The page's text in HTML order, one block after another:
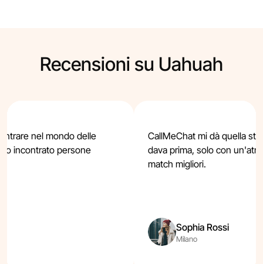
Recensioni su Uahuah
nel mondo delle
incontrato persone
CallMeChat mi dà quella
dava prima, solo con
match migliori.
Sophia Rossi
Milano